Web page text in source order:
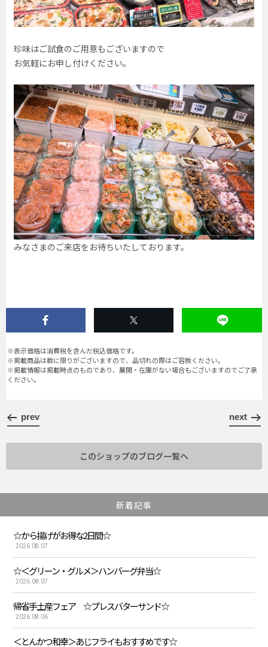
珍味はご試食のご用意もございますので
お気軽にお申し付けください。
みなさまのご来店をお待ちいたしております。
※表示価格は消費税を含んだ税込価格です。
※掲載商品は数に限りがございますので、品切れの際はご容赦ください。
※掲載情報は掲載時点のものであり、展開・在庫がない場合もございますのでご了承
ください。
prev next
このショップのブログ一覧へ
新着記事
☆から揚げがお得な2日間☆
2026.08.07
☆＜グリーン・グルメ＞ハンバーグ弁当☆
2026.08.07
帰省手土産フェア ☆プレスバターサンド☆
2026.08.06
＜とんかつ和幸＞あじフライもおすすめです☆